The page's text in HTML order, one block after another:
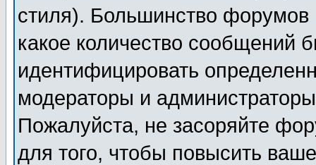
стиля). Большинство форумов
какое количество сообщений
идентифицировать
модераторы и
Пожалуйста, не засоряйте
для того, чтобы повысить